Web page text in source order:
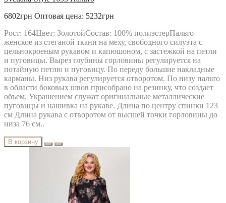
6802грн Оптовая цена: 5232грн
Рост: 164Цвет: ЗолотойСостав: 100% полиэстерПальто
женское из стеганой ткани на меху, свободного силуэта с
цельнокроеным рукавом и капюшоном, с застежкой на петли
и пуговицы. Вырез глубины горловины регулируется на
потайную петлю и пуговицу. По переду большие накладные
карманы. Низ рукава регулируется отворотом. По низу пальто
в области боковых швов присобрано на резинку, что создает
объем. Украшением служат оригинальные металлические
пуговицы и нашивка на рукаве. Длина по центру спинки 123
см Длина рукава с отворотом от высшей точки горловины до
низа 76 см..
В корзину